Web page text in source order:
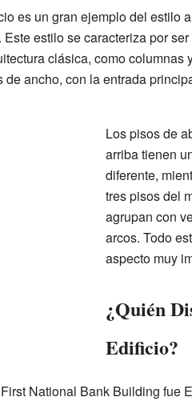
es un gran ejemplo del estilo
estilo se caracteriza por
clásica, como columnas
ancho, con la entrada
Los pisos de
arriba tienen
diferente,
tres pisos del
agrupan con
arcos. Todo
aspecto muy
¿Quién
Edificio?
National Bank Building fue